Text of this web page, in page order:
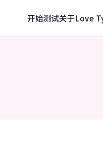
开始测试关于Love